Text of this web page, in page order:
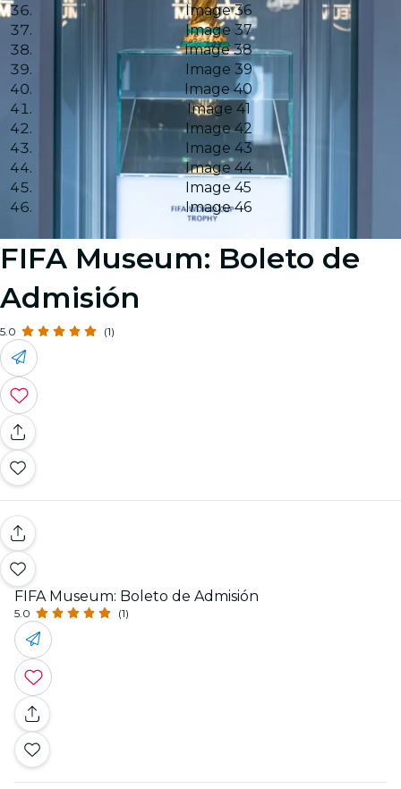
Image 36
Image 37
Image 38
Image 39
Image 40
Image 41
Image 42
Image 43
Image 44
Image 45
Image 46
FIFA Museum: Boleto de
Admisión
5.0 (1)
FIFA Museum: Boleto de Admisión
5.0 (1)